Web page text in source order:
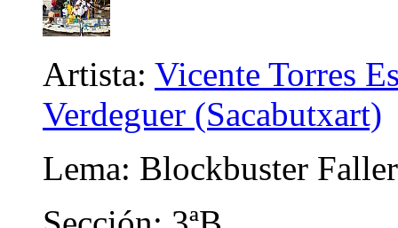
Artista: Vicente Torres
Verdeguer (Sacabutxart)
Lema: Blockbuster Faller